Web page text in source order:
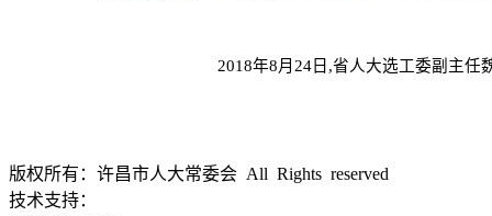
2018年8月24日,省人大选工委副主任
版权所有：许昌市人大常委会 All Rights reserved
技术支持：